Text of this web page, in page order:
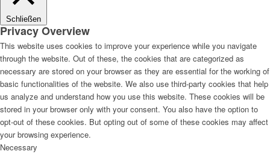
Schließen
Privacy Overview
This website uses cookies to improve your experience while you navigate
through the website. Out of these, the cookies that are categorized as
necessary are stored on your browser as they are essential for the working of
basic functionalities of the website. We also use third-party cookies that help
us analyze and understand how you use this website. These cookies will be
stored in your browser only with your consent. You also have the option to
opt-out of these cookies. But opting out of some of these cookies may affect
your browsing experience.
Necessary